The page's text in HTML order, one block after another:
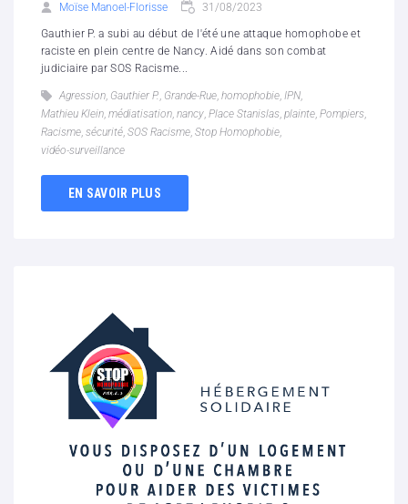
Moïse Manoel-Florisse 31/08/2023
Gauthier P. a subi au début de l'été une attaque homophobe et
raciste en plein centre de Nancy. Aidé dans son combat
judiciaire par SOS Racisme...
Agression, Gauthier P., Grande-Rue, homophobie, IPN,
Mathieu Klein, médiatisation, nancy, Place Stanislas, plainte, Pompiers,
Racisme, sécurité, SOS Racisme, Stop Homophobie,
vidéo-surveillance
EN SAVOIR PLUS